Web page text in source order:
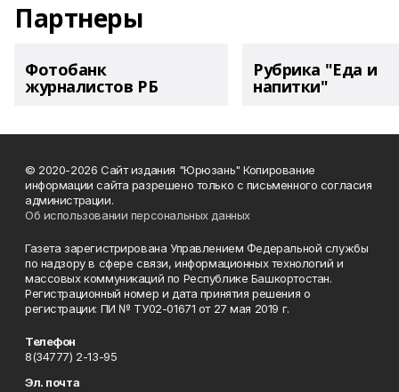
Партнеры
Фотобанк
журналистов РБ
Рубрика "Еда и
напитки"
© 2020-2026 Сайт издания "Юрюзань" Копирование
информации сайта разрешено только с письменного согласия
администрации.
Об использовании персональных данных
Газета зарегистрирована Управлением Федеральной службы
по надзору в сфере связи, информационных технологий и
массовых коммуникаций по Республике Башкортостан.
Регистрационный номер и дата принятия решения о
регистрации: ПИ № ТУ02-01671 от 27 мая 2019 г.
Телефон
8(34777) 2-13-95
Эл. почта